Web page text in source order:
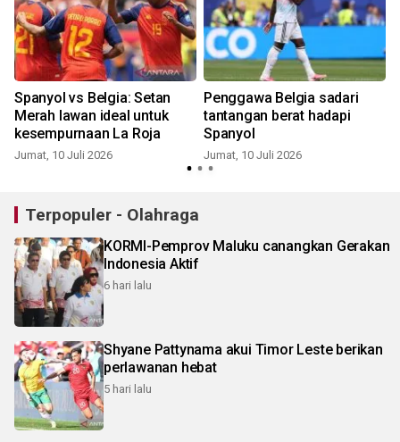
Spanyol vs Belgia: Setan
Merah lawan ideal untuk
kesempurnaan La Roja
Jumat, 10 Juli 2026
Penggawa Belgia sadari
tantangan berat hadapi
Spanyol
Jumat, 10 Juli 2026
Terpopuler - Olahraga
KORMI-Pemprov Maluku canangkan Gerakan
Indonesia Aktif
6 hari lalu
Shyane Pattynama akui Timor Leste berikan
perlawanan hebat
5 hari lalu